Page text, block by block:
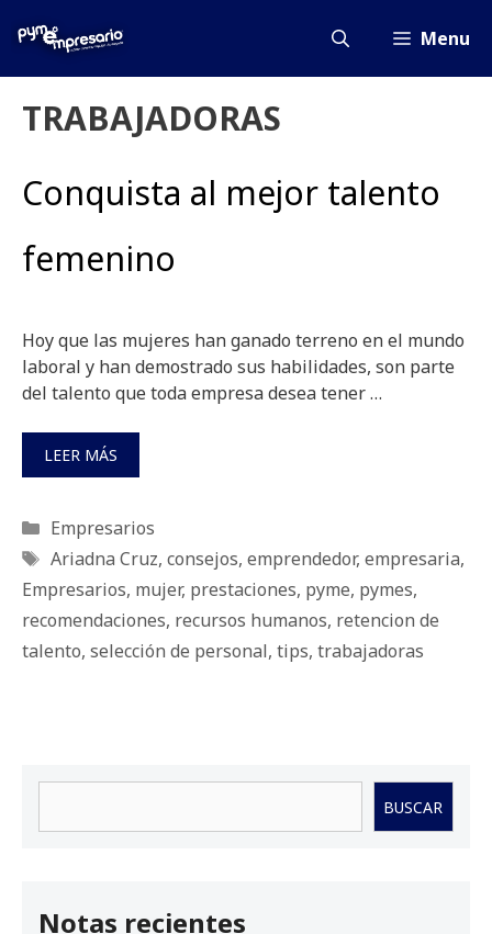
Menu
TRABAJADORAS
Conquista al mejor talento
femenino
Hoy que las mujeres han ganado terreno en el mundo
laboral y han demostrado sus habilidades, son parte
del talento que toda empresa desea tener …
LEER MÁS
Categorías
Empresarios
Etiquetas
Ariadna Cruz, consejos, emprendedor, empresaria,
Empresarios, mujer, prestaciones, pyme, pymes,
recomendaciones, recursos humanos, retencion de
talento, selección de personal, tips, trabajadoras
BUSCAR
Notas recientes